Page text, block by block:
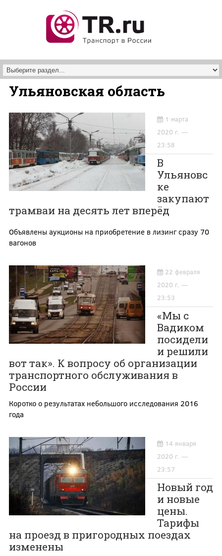
Ульяновская область
1 марта
2020 г. —
23:58
В
Ульяновс
ке
закупают
трамваи на десять лет вперёд
Объявлены аукционы на приобретение в лизинг сразу 70
вагонов
22 февраля
2020 г. —
23:53
«Мы с
Вадиком
посидели
и решили
вот так». К вопросу об организации
транспортного обслуживания в
России
Коротко о результатах небольшого исследования 2016
года
14 января
2020 г. —
23:57
Новый год
и новые
цены.
Тарифы
на проезд в пригородных поездах
изменены